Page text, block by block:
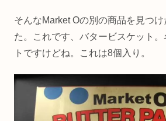
そんなMarket Oの別の商品を見つ
た。これです、バタービスケット
トですけどね。これは8個入り。